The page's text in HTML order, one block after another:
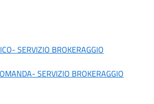
SERVIZIO BROKERAGGIO
SERVIZIO BROKERAGGIO